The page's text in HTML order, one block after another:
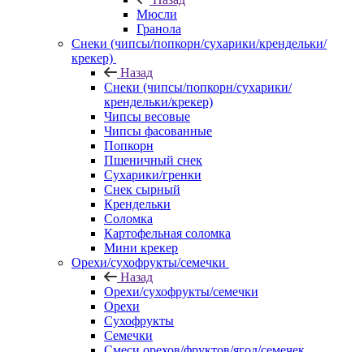
Мюсли
Гранола
Снеки (чипсы/попкорн/сухарики/крендельки/
крекер)
Назад
Снеки (чипсы/попкорн/сухарики/
крендельки/крекер)
Чипсы весовые
Чипсы фасованные
Попкорн
Пшеничный снек
Сухарики/гренки
Снек сырный
Крендельки
Соломка
Картофельная соломка
Мини крекер
Орехи/сухофрукты/семечки
Назад
Орехи/сухофрукты/семечки
Орехи
Сухофрукты
Семечки